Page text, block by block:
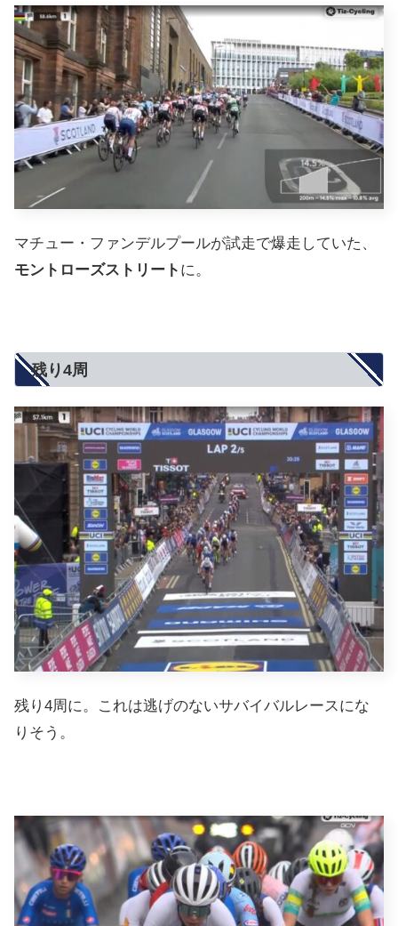
マチュー・ファンデルプールが試走で爆走していた、
モントローズストリート に。
残り4周
残り4周に。これは逃げのないサバイバルレースにな
りそう。